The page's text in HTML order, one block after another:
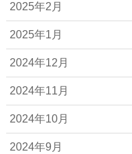
2025年2月
2025年1月
2024年12月
2024年11月
2024年10月
2024年9月